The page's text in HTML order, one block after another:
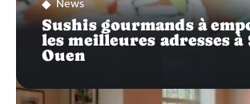
Sushis gourmands à
les meilleures adresses à
Ouen